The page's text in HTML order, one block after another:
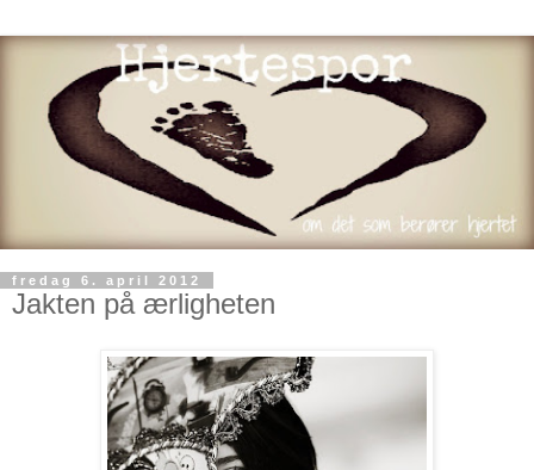
fredag 6. april 2012
Jakten på ærligheten